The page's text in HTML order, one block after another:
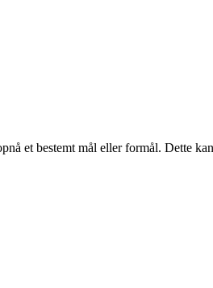
et bestemt mål eller formål. Dette